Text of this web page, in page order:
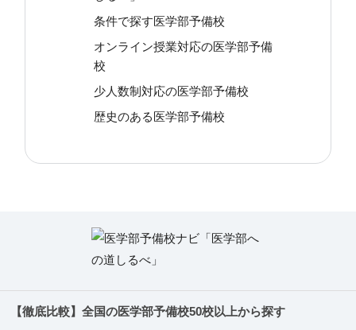
条件で探す医学部予備校
オンライン授業対応の医学部予備
校
少人数制対応の医学部予備校
歴史のある医学部予備校
【徹底比較】全国の医学部予備校50校以上から探す